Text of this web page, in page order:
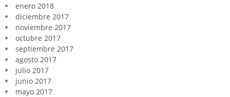
enero 2018
diciembre 2017
noviembre 2017
octubre 2017
septiembre 2017
agosto 2017
julio 2017
junio 2017
mayo 2017